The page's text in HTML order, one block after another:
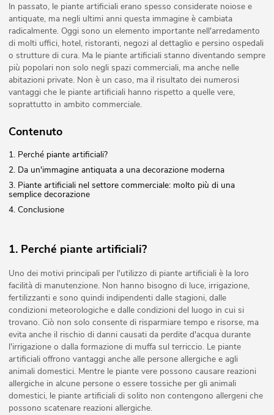
In passato, le piante artificiali erano spesso considerate noiose e
antiquate, ma negli ultimi anni questa immagine è cambiata
radicalmente. Oggi sono un elemento importante nell'arredamento
di molti uffici, hotel, ristoranti, negozi al dettaglio e persino ospedali
o strutture di cura. Ma le piante artificiali stanno diventando sempre
più popolari non solo negli spazi commerciali, ma anche nelle
abitazioni private. Non è un caso, ma il risultato dei numerosi
vantaggi che le piante artificiali hanno rispetto a quelle vere,
soprattutto in ambito commerciale.
Contenuto
1. Perché piante artificiali?
2. Da un'immagine antiquata a una decorazione moderna
3. Piante artificiali nel settore commerciale: molto più di una
semplice decorazione
4. Conclusione
1. Perché piante artificiali?
Uno dei motivi principali per l'utilizzo di piante artificiali è la loro
facilità di manutenzione. Non hanno bisogno di luce, irrigazione,
fertilizzanti e sono quindi indipendenti dalle stagioni, dalle
condizioni meteorologiche e dalle condizioni del luogo in cui si
trovano. Ciò non solo consente di risparmiare tempo e risorse, ma
evita anche il rischio di danni causati da perdite d'acqua durante
l'irrigazione o dalla formazione di muffa sul terriccio. Le piante
artificiali offrono vantaggi anche alle persone allergiche e agli
animali domestici. Mentre le piante vere possono causare reazioni
allergiche in alcune persone o essere tossiche per gli animali
domestici, le piante artificiali di solito non contengono allergeni che
possono scatenare reazioni allergiche.